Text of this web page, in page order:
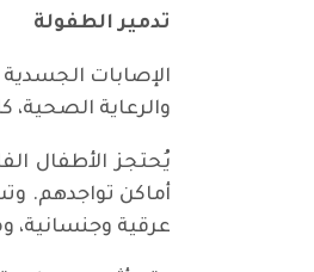
تدمير الطفولة
الإصابات الجسدية
والرعاية
يُحتجز الأطفال
أماكن تواجدهم.
عرقية وجنسانية،